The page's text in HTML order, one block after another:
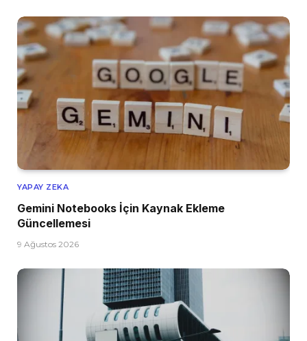
YAPAY ZEKA
Gemini Notebooks İçin Kaynak Ekleme
Güncellemesi
9 Ağustos 2026